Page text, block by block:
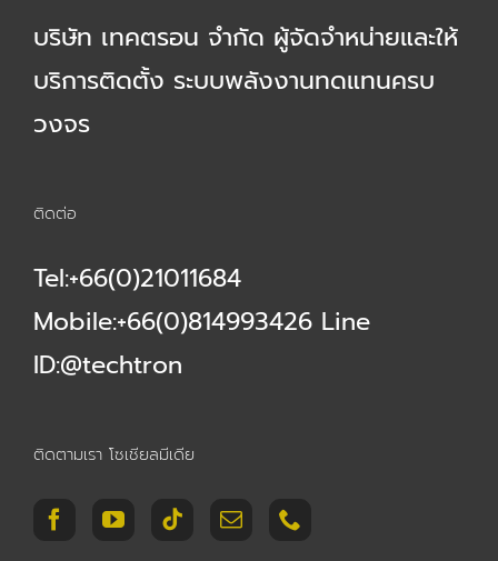
บริษัท เทคตรอน จำกัด ผู้จัดจำหน่ายและให้
บริการติดตั้ง ระบบพลังงานทดแทนครบ
วงจร
ติดต่อ
Tel:+66(0)21011684
Mobile:+66(0)814993426 Line
ID:@techtron
ติดตามเรา โซเชียลมีเดีย